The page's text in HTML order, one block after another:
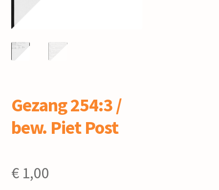
Gezang 254:3 /
bew. Piet Post
€1,00